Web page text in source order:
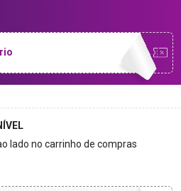
lado no carrinho de compras